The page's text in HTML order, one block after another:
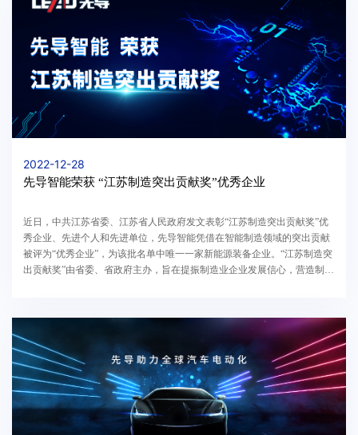
2022-12-28
先导智能荣获 “江苏制造突出贡献奖”优秀企业
近日，中共江苏省委、江苏省人民政府发文表彰“江苏制造突出贡献奖”优
秀企业、先进个人和先进单位，先导智能凭借在智能制造领域的突出贡献
被评为“优秀企业”，为该批名单中唯一一家新能源装备企业。“江苏制造突
出贡献奖”由省委、省政府主办，旨在提振制造业企业发展信心，营造制造